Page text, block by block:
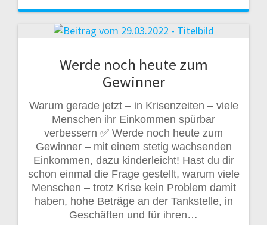
Werde noch heute zum
Gewinner
Warum gerade jetzt – in Krisenzeiten – viele
Menschen ihr Einkommen spürbar
verbessern ✅ Werde noch heute zum
Gewinner – mit einem stetig wachsenden
Einkommen, dazu kinderleicht! Hast du dir
schon einmal die Frage gestellt, warum viele
Menschen – trotz Krise kein Problem damit
haben, hohe Beträge an der Tankstelle, in
Geschäften und für ihren…